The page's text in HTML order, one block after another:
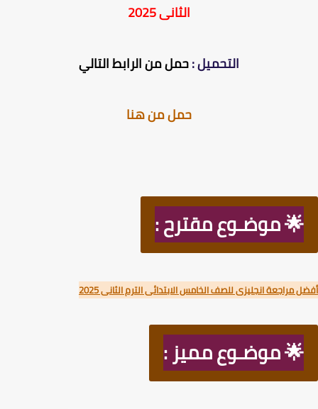
الثانى 2025
التحميل :حمل من الرابط التالي
حمل من هنا
🌟 موضـوع مقترح :
مراجعة انجليزى للصف الخامس الابتدائى الترم الثانى 2025
🌟 موضـوع مميز :